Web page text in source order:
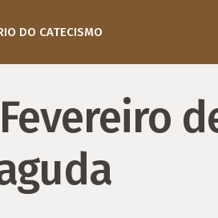
DO CATECISMO